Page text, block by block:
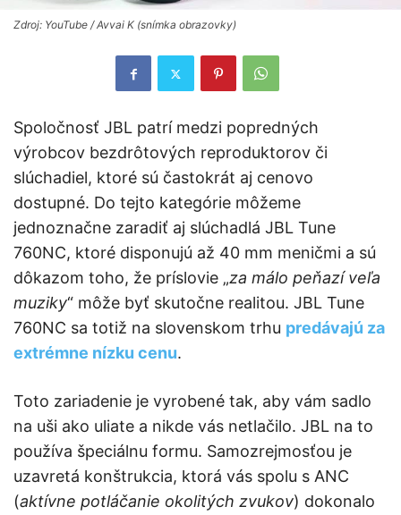
Zdroj: YouTube / Avvai K (snímka obrazovky)
Spoločnosť JBL patrí medzi popredných
výrobcov bezdrôtových reproduktorov či
slúchadiel, ktoré sú častokrát aj cenovo
dostupné. Do tejto kategórie môžeme
jednoznačne zaradiť aj slúchadlá JBL Tune
760NC, ktoré disponujú až 40 mm meničmi a sú
dôkazom toho, že príslovie „za málo peňazí veľa
muziky“ môže byť skutočne realitou. JBL Tune
760NC sa totiž na slovenskom trhu predávajú za
extrémne nízku cenu.
Toto zariadenie je vyrobené tak, aby vám sadlo
na uši ako uliate a nikde vás netlačilo. JBL na to
používa špeciálnu formu. Samozrejmosťou je
uzavretá konštrukcia, ktorá vás spolu s ANC
(aktívne potláčanie okolitých zvukov) dokonalo